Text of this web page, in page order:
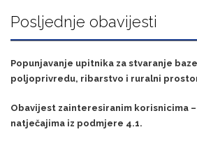
Posljednje obavijesti
Popunjavanje upitnika za stvaranje
poljoprivredu, ribarstvo i ruralni
Obavijest zainteresiranim korisnicima
natječajima iz podmjere 4.1.